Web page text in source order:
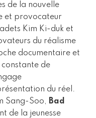
de la nouvelle
et provocateur
Kim Ki-duk et
du réalisme
documentaire et
de
du réel.
Sang-Soo, Bad
de la jeunesse